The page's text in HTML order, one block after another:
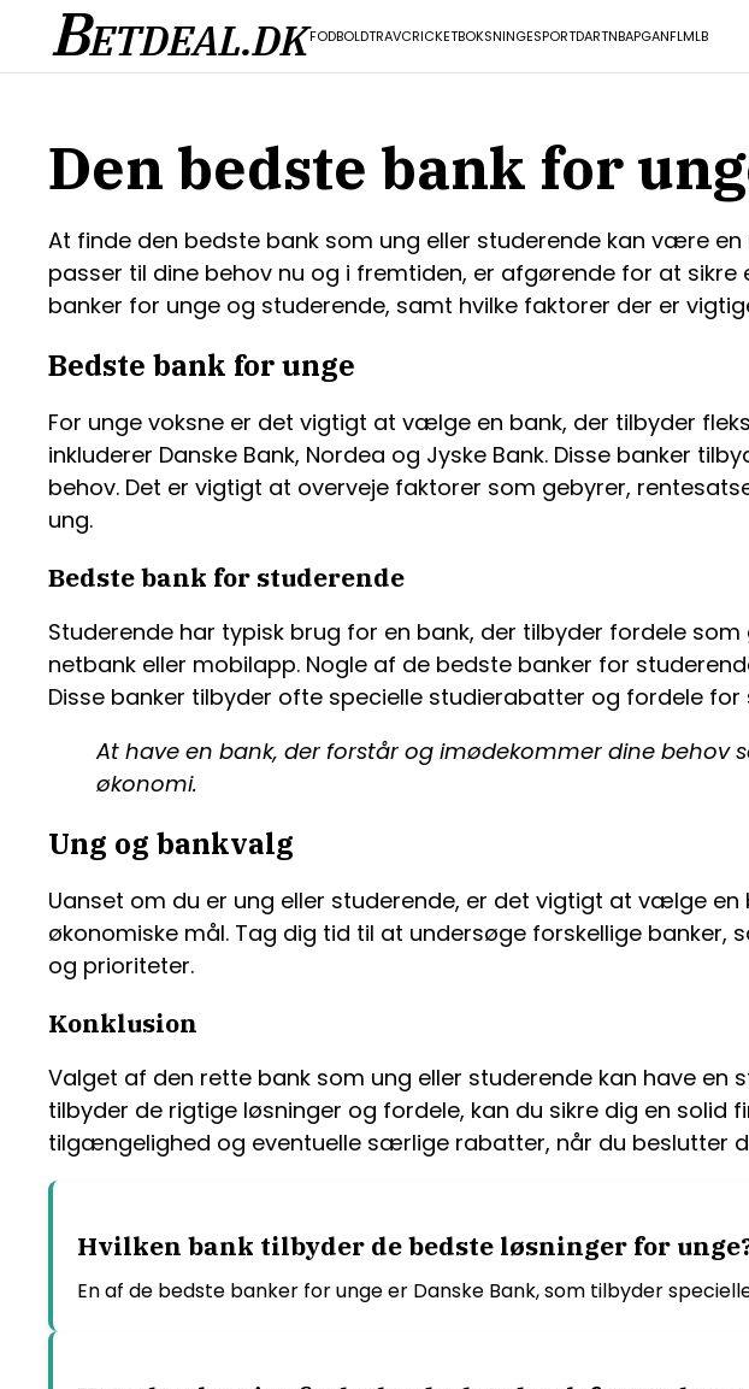
BETDEAL.DKFODBOLDTRAVCRICKETBOKSNINGESPORTDARTNBAPGANFLMLB
Den bedste bank for
At finde den bedste bank som ung eller studerende kan være
passer til dine behov nu og i fremtiden, er afgørende for at
banker for unge og studerende, samt hvilke faktorer der er
Bedste bank for unge
For unge voksne er det vigtigt at vælge en bank, der tilbyder
inkluderer Danske Bank, Nordea og Jyske Bank. Disse banker
behov. Det er vigtigt at overveje faktorer som gebyrer,
ung.
Bedste bank for studerende
Studerende har typisk brug for en bank, der tilbyder fordele
netbank eller mobilapp. Nogle af de bedste banker for
Disse banker tilbyder ofte specielle studierabatter og fordele
At have en bank, der forstår og imødekommer dine
økonomi.
Ung og bankvalg
Uanset om du er ung eller studerende, er det vigtigt at vælge
økonomiske mål. Tag dig tid til at undersøge forskellige banker,
og prioriteter.
Konklusion
Valget af den rette bank som ung eller studerende kan have
tilbyder de rigtige løsninger og fordele, kan du sikre dig en solid
tilgængelighed og eventuelle særlige rabatter, når du beslutter
Hvilken bank tilbyder de bedste løsninger for
En af de bedste banker for unge er Danske Bank, som tilbyder